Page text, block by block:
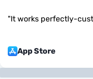
"It works perfectly-
App Store